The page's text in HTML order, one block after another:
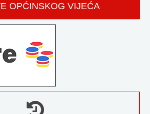
OPĆINSKOG VIJEĆA